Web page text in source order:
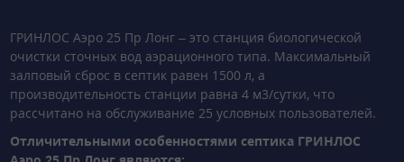
ГРИНЛОС Аэро 25 Пр Лонг – это станция биологической
очистки сточных вод аэрационного типа. Максимальный
залповый сброс в септик равен 1500 л, а
производительность станции равна 4 м3/сутки, что
рассчитано на обслуживание 25 условных пользователей.
Отличительными особенностями септика ГРИНЛОС